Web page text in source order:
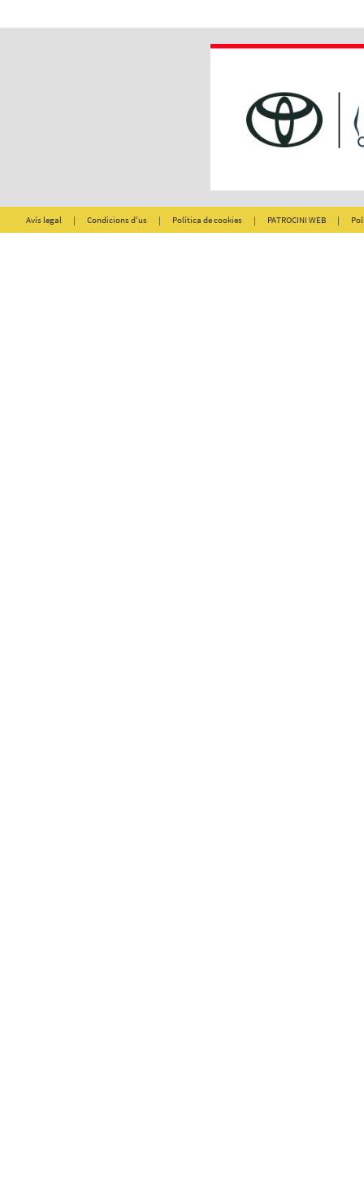
Avís legal | Condicions d'us | Política de cookies | PATROCINI WEB |